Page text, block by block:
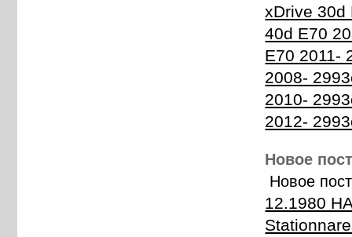
xDrive 30d
40d E70
E70 2011-
2008-
2010-
2012-
Новое
Новое
12.1980